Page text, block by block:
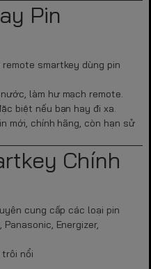
Pin
remote smartkey dùng pin
làm hư mạch remote.
biệt nếu bạn hay đi xa.
mới, chính hãng, còn hạn sử
Chính
cung cấp các loại pin
Energizer,
trôi nổi